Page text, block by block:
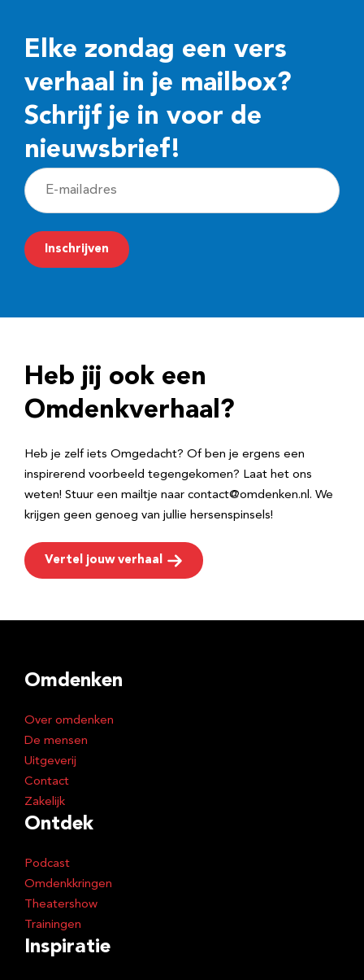
Elke zondag een vers
verhaal in je mailbox?
Schrijf je in voor de
nieuwsbrief!
E
-
m
a
r
e
Inschrijven
Heb jij ook een
Omdenkverhaal?
Heb je zelf iets Omgedacht? Of ben je ergens een
inspirerend voorbeeld tegengekomen? Laat het ons
weten! Stuur een mailtje naar contact@omdenken.nl. We
krijgen geen genoeg van jullie hersenspinsels!
Vertel jouw verhaal
Omdenken
Over omdenken
De mensen
Uitgeverij
Contact
Zakelijk
Ontdek
Podcast
Omdenkkringen
Theatershow
Trainingen
Inspiratie